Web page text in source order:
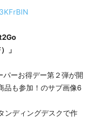
」
ンディングデスクで作